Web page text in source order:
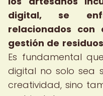
digital, se
relacionados
gestión de
Es fundamental
digital no solo sea
creatividad, sino